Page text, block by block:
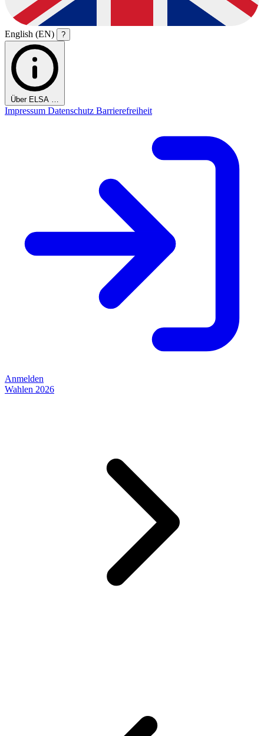
English (EN) ?
Über ELSA …
Impressum Datenschutz Barrierefreiheit
Anmelden
Wahlen 2026